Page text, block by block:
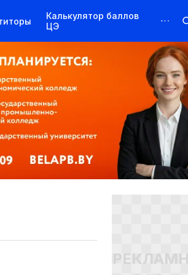
Калькулятор баллов
ЦЭ
Курсы
Переподготовка